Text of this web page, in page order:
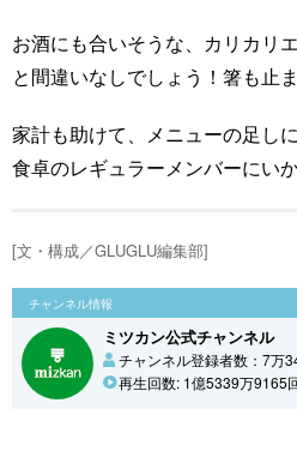
お酒にも合いそうな、カリカリ
と間違いなしでしょう！箸も止
家計も助けて、メニューの足し
食卓のレギュラーメンバーにいか
[文・構成／GLUGLU編集部]
チャンネル情報
ミツカン公式チャンネル
チャンネル登録者数：7万
再生回数: 1億5339万9165